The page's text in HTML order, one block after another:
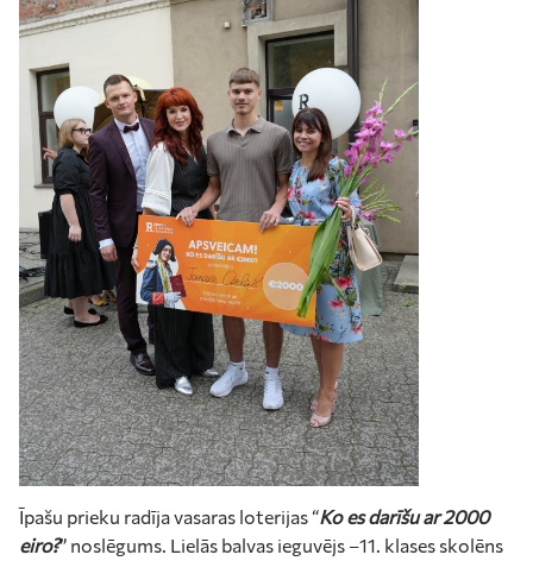
Īpašu prieku radīja vasaras loterijas “Ko es darīšu ar 2000
eiro?” noslēgums. Lielās balvas ieguvējs –11. klases skolēns